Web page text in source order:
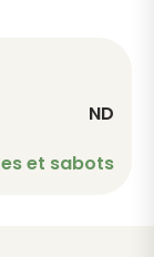
usage
ND
et sabots